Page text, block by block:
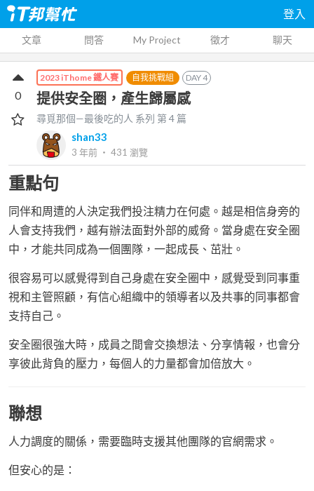
登入
文章 問答 My Project 徵才 聊天
2023 iThome 鐵人賽 自我挑戰組 DAY4
提供安全圈，產生歸屬感
尋覓那個—最後吃的人 系列 第4 篇
shan33
3 年前 ‧ 431 瀏覽
0
重點句
同伴和周遭的人決定我們投注精力在何處。越是相信身旁的
人會支持我們，越有辦法面對外部的威脅。當身處在安全圈
中，才能共同成為一個團隊，一起成長、茁壯。
很容易可以感覺得到自己身處在安全圈中，感覺受到同事重
視和主管照顧，有信心組織中的領導者以及共事的同事都會
支持自己。
安全圈很強大時，成員之間會交換想法、分享情報，也會分
享彼此背負的壓力，每個人的力量都會加倍放大。
聯想
人力調度的關係，需要臨時支援其他團隊的官網需求。
但安心的是：